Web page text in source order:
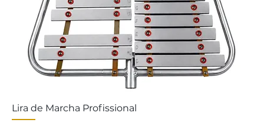
Lira de Marcha Profissional